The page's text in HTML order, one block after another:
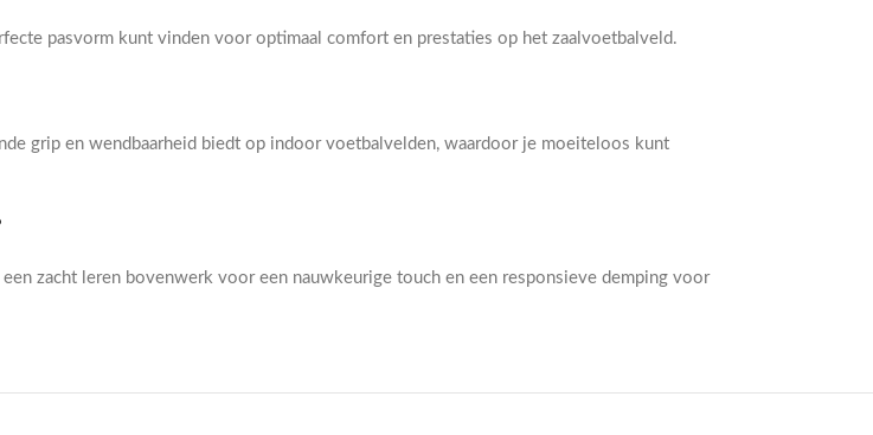
pasvorm kunt vinden voor optimaal comfort en prestaties op het zaalvoetbalveld.
grip en wendbaarheid biedt op indoor voetbalvelden, waardoor je moeiteloos kunt
zacht leren bovenwerk voor een nauwkeurige touch en een responsieve demping voor